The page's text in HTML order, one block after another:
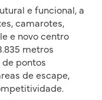
e funcional, a
camarotes,
e novo centro
metros
pontos
de escape,